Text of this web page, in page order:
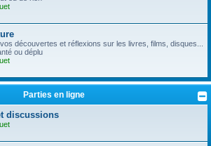
découvertes et réflexions sur les livres, films, disques...
ou déplu
Parties en ligne
discussions